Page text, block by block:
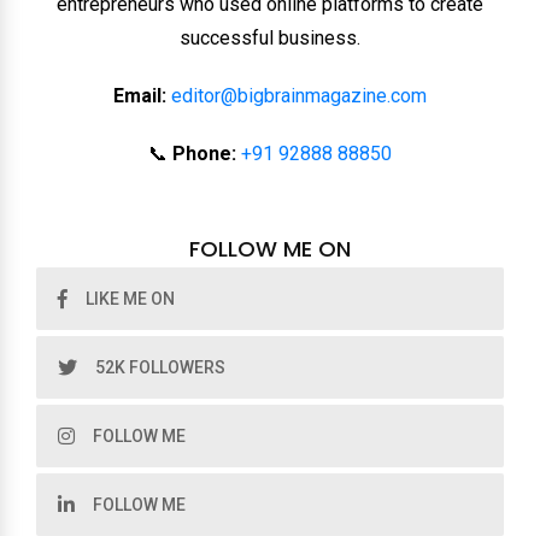
successful business.
Email: editor@bigbrainmagazine.com
📞 Phone: +91 92888 88850
FOLLOW ME ON
LIKE ME ON
52K FOLLOWERS
FOLLOW ME
FOLLOW ME